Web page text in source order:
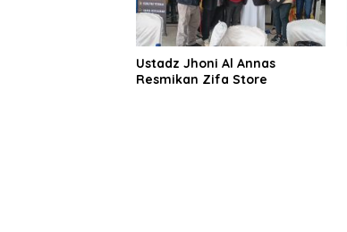
Ustadz Jhoni Al Annas
Resmikan Zifa Store